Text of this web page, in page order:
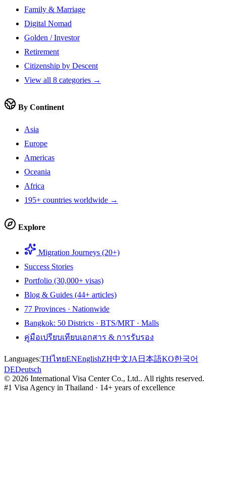
Family & Marriage
Digital Nomad
Golden / Investor
Retirement
Citizenship by Descent
View all 8 categories →
By Continent
Asia
Europe
Americas
Oceania
Africa
195+ countries worldwide →
Explore
Migration Journeys (20+)
Success Stories
Portfolio (30,000+ visas)
Blog & Guides (44+ articles)
77 Provinces · Nationwide
Bangkok: 50 Districts · BTS/MRT · Malls
คู่มือเปรียบเทียบเอกสาร & การรับรอง
Languages:THไทยENEnglishZH中文JA 日本語KO한국어
DEDeutsch
© 2026 International Visa Center Co., Ltd.. All rights reserved.
#1 Visa Agency in Thailand · 14+ years of excellence